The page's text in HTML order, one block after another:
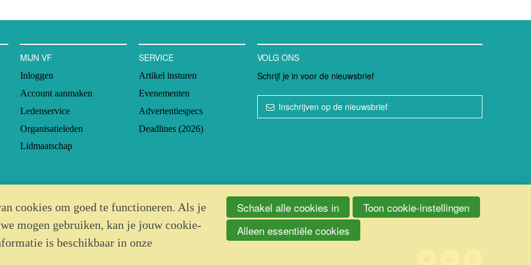
MIJN VF
Inloggen
Account aanmaken
Ledenservice
Organisatieleden
Lidmaatschap
SERVICE
Artikel insturen
Evenementen
Advertentiespecs
Deadlines (2026)
VOLG ONS
Schrijf je in voor de nieuwsbrief
Inschrijven op de nieuwsbrief
cookies om goed te functioneren. Als je
mogen gebruiken, kan je jouw cookie-
is beschikbaar in onze
Schakel alle cookies in
Toon cookie-instellingen
Alleen essentiële cookies